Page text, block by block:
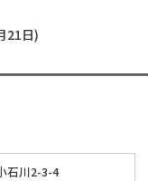
21日)
石川2-3-4